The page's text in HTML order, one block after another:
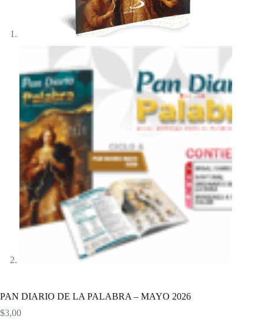
PAN DIARIO DE LA PALABRA – MAYO 2026
$3,00